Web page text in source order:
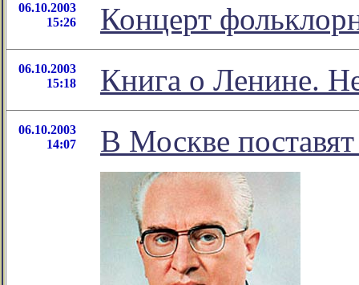
06.10.2003
15:26
Концерт
06.10.2003
15:18
Книга о Ленине.
06.10.2003
14:07
В Москве